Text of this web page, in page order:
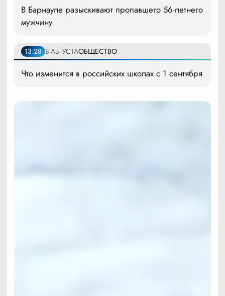
В Барнауле разыскивают пропавшего 56-летнего
мужчину
13:28 8 АВГУСТАОБЩЕСТВО
Что изменится в российских школах с 1 сентября